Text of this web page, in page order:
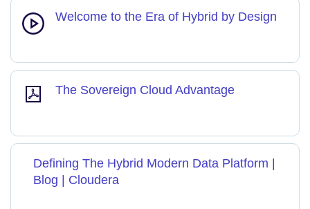
Welcome to the Era of Hybrid by Design
The Sovereign Cloud Advantage
Defining The Hybrid Modern Data Platform |
Blog | Cloudera